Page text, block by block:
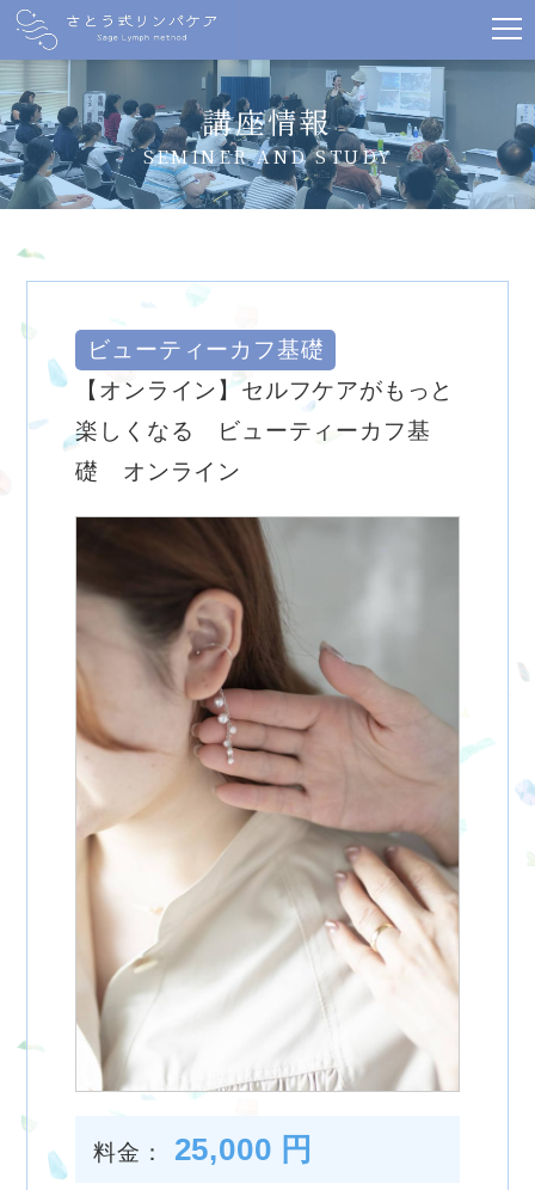
講座情報
SEMINER AND STUDY
ビューティーカフ基礎
【オンライン】セルフケアがもっと
楽しくなる ビューティーカフ基
礎 オンライン
料金： 25,000 円